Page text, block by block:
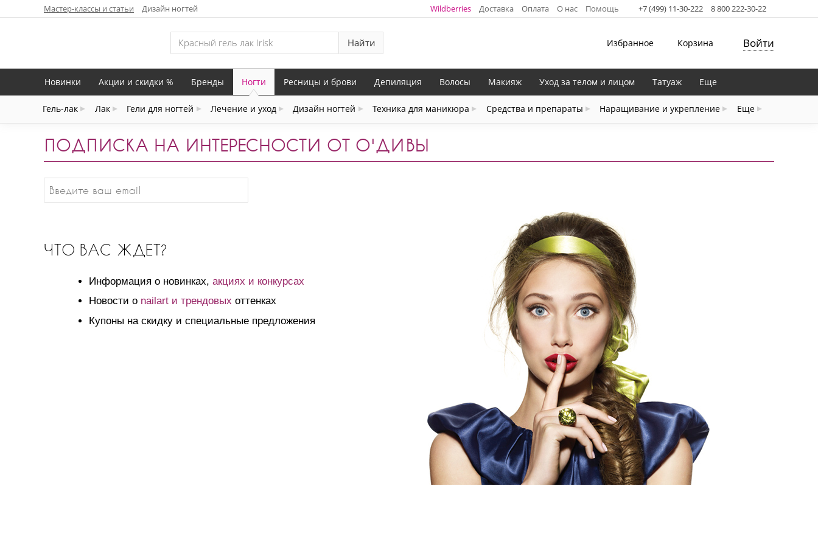
Мастер-классы и статьи Дизайн ногтей Wildberries Доставка Оплата О нас Помощь +7 (499) 11-30-222 8 800 222-30-22
Найти Избранное Корзина Войти
Новинки Акции и скидки % Бренды Ногти
Гель-лак Лак Гели для ногтей Лечение и уход Дизайн ногтей Техника для маникюра Средства и препараты Наращивание и укрепление Еще
Ресницы и брови Депиляция Волосы Макияж Уход за телом и лицом Татуаж Еще
ПОДПИСКА НА ИНТЕРЕСНОСТИ ОТ О'ДИВЫ
ЧТО ВАС ЖДЕТ?
Информация о новинках, акциях и конкурсах
Новости о nailart и трендовых оттенках
Купоны на скидку и специальные предложения